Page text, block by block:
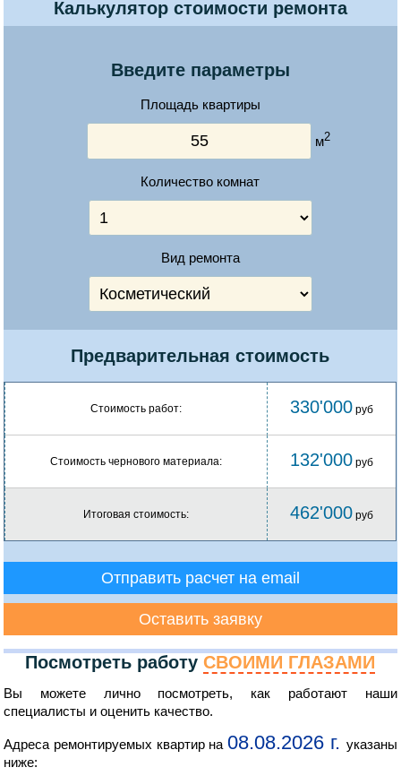
Калькулятор стоимости ремонта
Введите параметры
Площадь квартиры
м2
Количество комнат
Вид ремонта
Предварительная стоимость
Стоимость работ: 330'000 руб
Стоимость чернового материала: 132'000 руб
Итоговая стоимость: 462'000 руб
Отправить расчет на email
Оставить заявку
Посмотреть работуСВОИМИ ГЛАЗАМИ
Вы можете лично посмотреть, как работают наши
специалисты и оценить качество.
Адреса ремонтируемых квартир на08.08.2026 г. указаны
ниже: